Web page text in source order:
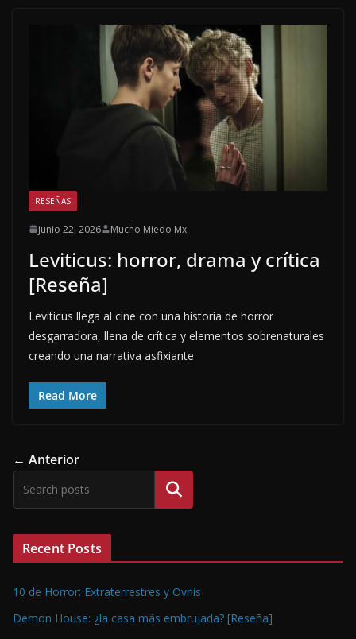
RESEÑAS
junio 22, 2026 Mucho Miedo Mx
Leviticus: horror, drama y crítica
[Reseña]
Leviticus llega al cine con una historia de horror
desgarradora, llena de crítica y elementos sobrenaturales
creando una narrativa asfixiante
Read More
← Anterior
Buscar
Recent Posts
10 de Horror: Extraterrestres y Ovnis
Demon House: ¿la casa más embrujada? [Reseña]